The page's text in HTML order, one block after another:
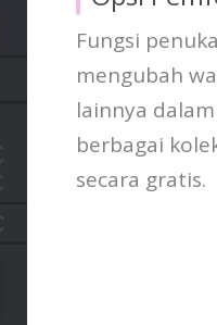
Fungsi
mengubah
lainnya
berbagai
secara gratis.